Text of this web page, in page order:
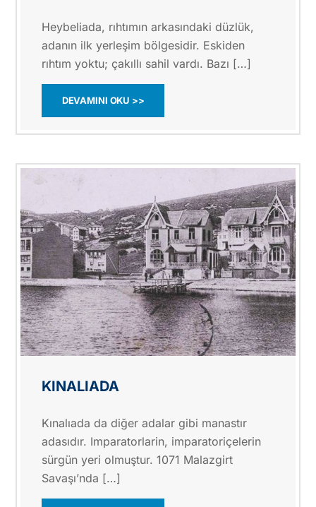
Heybeliada, rıhtımın arkasındaki düzlük,
adanın ilk yerleşim bölgesidir. Eskiden
rıhtım yoktu; çakıllı sahil vardı. Bazı […]
DEVAMINI OKU >>
KINALIADA
Kınalıada da diğer adalar gibi manastır
adasıdır. Imparatorlarin, imparatoriçelerin
sürgün yeri olmuştur. 1071 Malazgirt
Savaşı’nda […]